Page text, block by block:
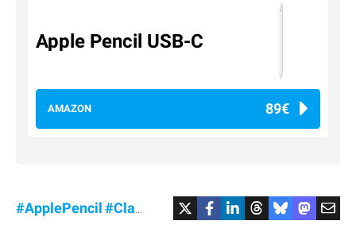
Apple Pencil USB-C
AMAZON 89€
#ApplePencil#Clavier #MagicKeyboard